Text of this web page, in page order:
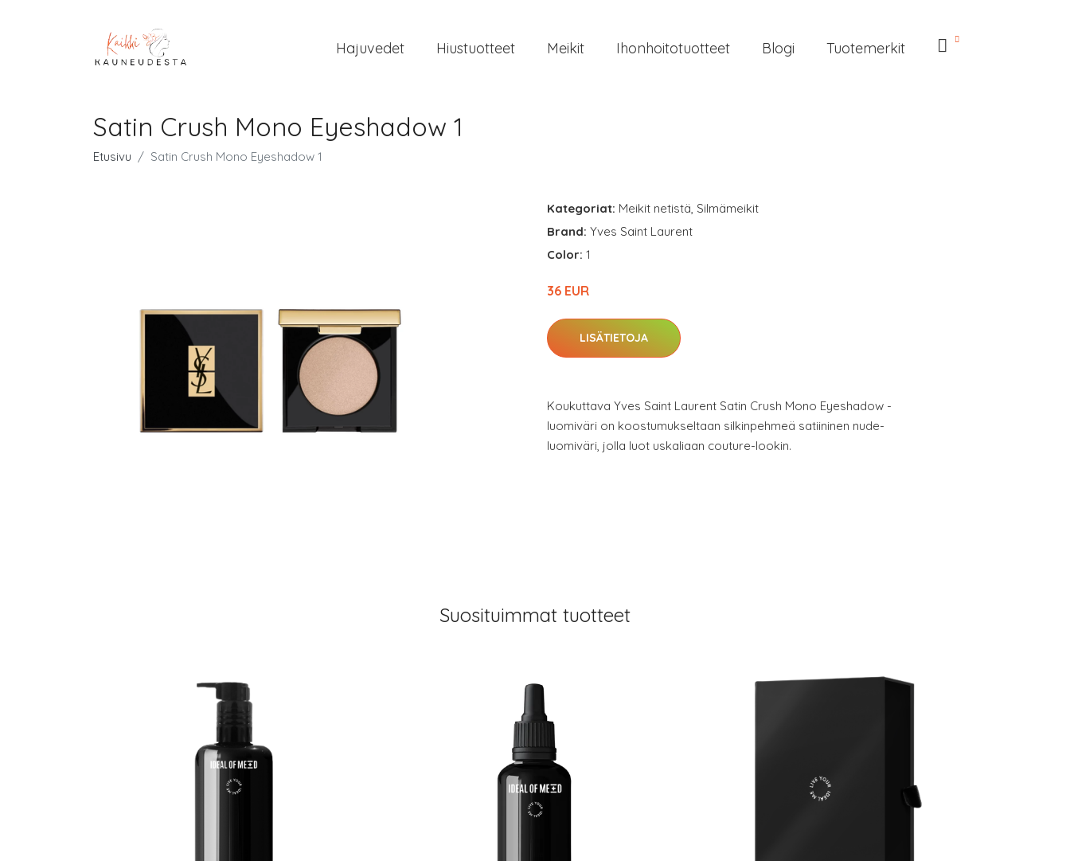
Hajuvedet Hiustuotteet Meikit Ihonhoitotuotteet Blogi Tuotemerkit
Satin Crush Mono Eyeshadow 1
Etusivu Satin Crush Mono Eyeshadow 1
Kategoriat: Meikit netistä, Silmämeikit
Brand: Yves Saint Laurent
Color: 1
36 EUR
LISÄTIETOJA
Koukuttava Yves Saint Laurent Satin Crush Mono Eyeshadow -
luomiväri on koostumukseltaan silkinpehmeä satiininen nude-
luomiväri, jolla luot uskaliaan couture-lookin.
Suosituimmat tuotteet